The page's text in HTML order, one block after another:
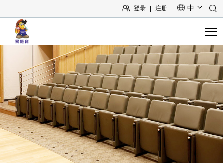
中
登录 注册
关于我们
产品中心
系统方案
工程案例